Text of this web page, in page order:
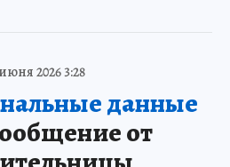
2026 3:28
данные
от